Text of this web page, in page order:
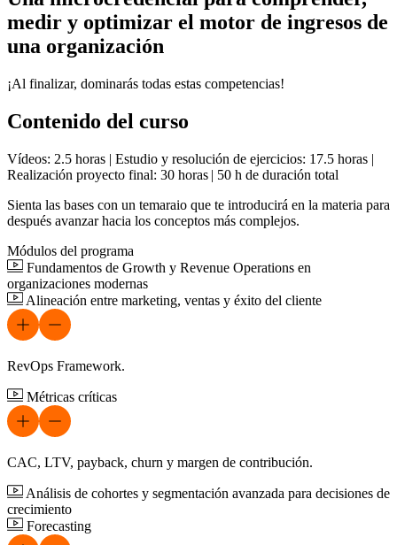
medir y optimizar el motor de ingresos de
una organización
¡Al finalizar, dominarás todas estas competencias!
Contenido del curso
Vídeos: 2.5 horas | Estudio y resolución de ejercicios: 17.5 horas |
Realización proyecto final: 30 horas | 50 h de duración total
Sienta las bases con un temaraio que te introducirá en la materia para
después avanzar hacia los conceptos más complejos.
Módulos del programa
Fundamentos de Growth y Revenue Operations en
organizaciones modernas
Alineación entre marketing, ventas y éxito del cliente
RevOps Framework.
Métricas críticas
CAC, LTV, payback, churn y margen de contribución.
Análisis de cohortes y segmentación avanzada para decisiones de
crecimiento
Forecasting